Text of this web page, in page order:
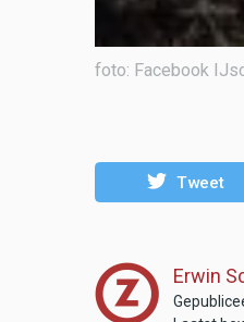
foto: Facebook
Tweet
Erwin